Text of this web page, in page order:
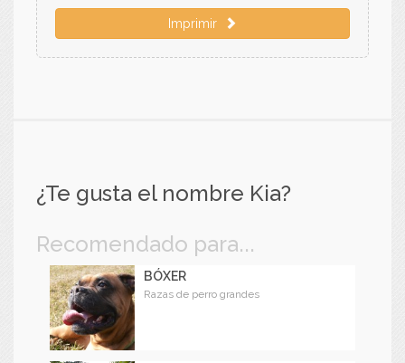
Imprimir
¿Te gusta el nombre Kia?
Recomendado para...
BÓXER
Razas de perro grandes